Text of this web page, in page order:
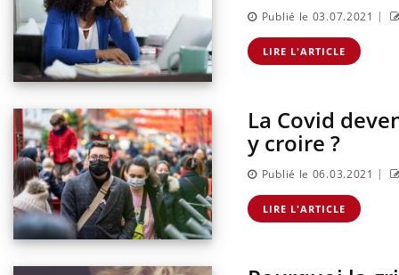
Publié le 03.07.2021 |
LIRE L'ARTICLE
La Covid
y croire ?
Publié le 06.03.2021 |
LIRE L'ARTICLE